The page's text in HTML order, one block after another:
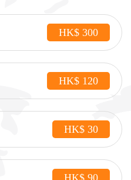
HK$ 300
HK$ 120
HK$ 30
HK$ 90